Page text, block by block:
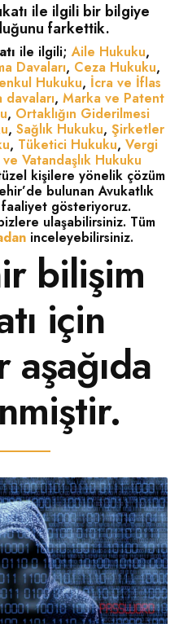
ile ilgili bir bilgiye
farkettik.
ile ilgili;Aile Hukuku,
Davaları, Ceza Hukuku,
Hukuku, İcra ve İflas
davaları, Marka ve Patent
, Ortaklığın Giderilmesi
, Sağlık Hukuku, Şirketler
, Tüketici Hukuku, Vergi
ve Vatandaşlık Hukuku
kişilere yönelik çözüm
bulunan Avukatlık
gösteriyoruz.
ulaşabilirsiniz. Tüm
inceleyebilirsiniz.
bilişim
için
aşağıda